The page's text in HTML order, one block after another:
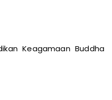
Keagamaan Buddha